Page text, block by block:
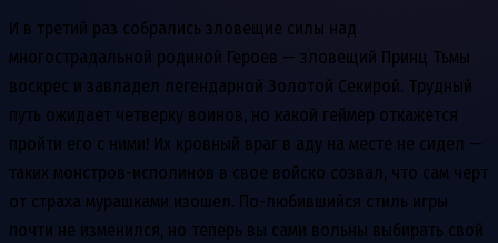
И в третий раз собрались зловещие силы над
многострадальной родиной Героев — зловещий Принц Тьмы
воскрес и завладел легендарной Золотой Секирой. Трудный
путь ожидает четверку воинов, но какой геймер откажется
пройти его с ними! Их кровный враг в аду на месте не сидел —
таких монстров-исполинов в свое войско созвал, что сам черт
от страха мурашками изошел. По-любившийся стиль игры
почти не изменился, но теперь вы сами вольны выбирать свой